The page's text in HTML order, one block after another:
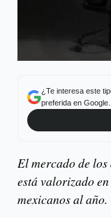
¿Te interesa este
preferida en Google.
El mercado de los
está valorizado
mexicanos al año.